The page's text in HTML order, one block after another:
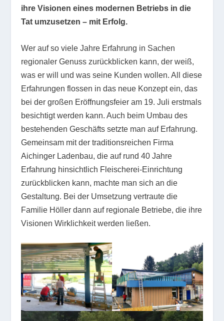
ihre Visionen eines modernen Betriebs in die
Tat umzusetzen – mit Erfolg.
Wer auf so viele Jahre Erfahrung in Sachen
regionaler Genuss zurückblicken kann, der weiß,
was er will und was seine Kunden wollen. All diese
Erfahrungen flossen in das neue Konzept ein, das
bei der großen Eröffnungsfeier am 19. Juli erstmals
besichtigt werden kann. Auch beim Umbau des
bestehenden Geschäfts setzte man auf Erfahrung.
Gemeinsam mit der traditionsreichen Firma
Aichinger Ladenbau, die auf rund 40 Jahre
Erfahrung hinsichtlich Fleischerei-Einrichtung
zurückblicken kann, machte man sich an die
Gestaltung. Bei der Umsetzung vertraute die
Familie Höller dann auf regionale Betriebe, die ihre
Visionen Wirklichkeit werden ließen.